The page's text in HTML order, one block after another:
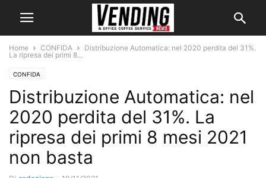
Home CONFIDA
Distribuzione Automatica: nel 2020 perdita del 31%.
La ripresa dei primi 8...
CONFIDA
Distribuzione Automatica: nel
2020 perdita del 31%. La
ripresa dei primi 8 mesi 2021
non basta